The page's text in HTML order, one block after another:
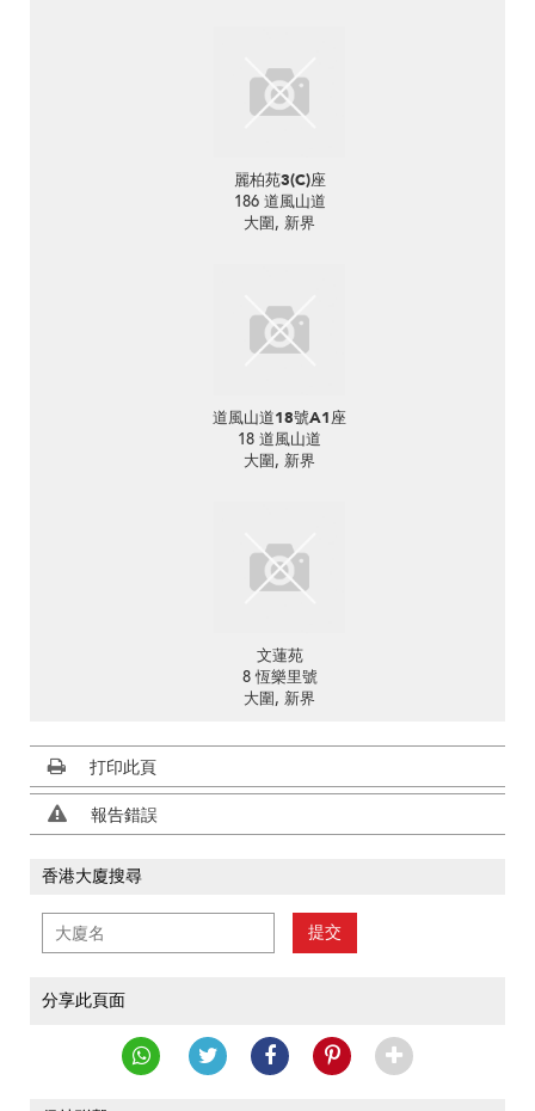
麗柏苑3(C)座
186 道風山道
大圍, 新界
道風山道18號A1座
18 道風山道
大圍, 新界
文蓮苑
8 恆樂里號
大圍, 新界
打印此頁
報告錯誤
香港大廈搜尋
提交
分享此頁面